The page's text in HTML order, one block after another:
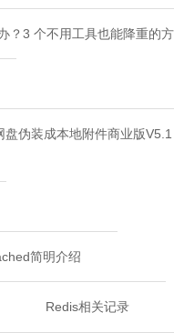
？3 个不用工具也能降重的
盘伪装成本地附件商业版
简明介绍
Redis相关记录